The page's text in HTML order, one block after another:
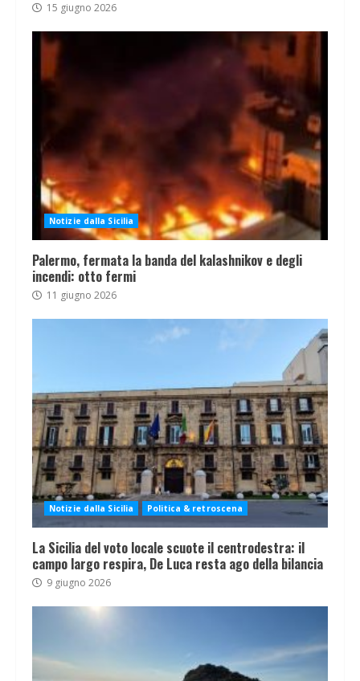
15 giugno 2026
Notizie dalla Sicilia
Palermo, fermata la banda del kalashnikov e degli
incendi: otto fermi
11 giugno 2026
Notizie dalla Sicilia Politica & retroscena
La Sicilia del voto locale scuote il centrodestra: il
campo largo respira, De Luca resta ago della bilancia
9 giugno 2026